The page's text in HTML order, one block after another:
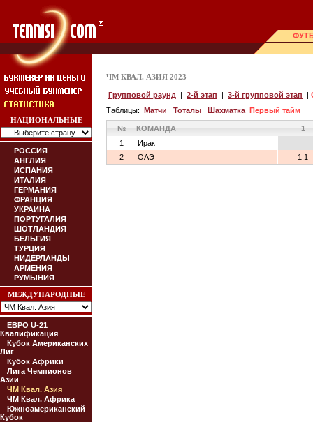
НАЦИОНАЛЬНЫЕ
РОССИЯ
АНГЛИЯ
ИСПАНИЯ
ИТАЛИЯ
ГЕРМАНИЯ
ФРАНЦИЯ
УКРАИНА
ПОРТУГАЛИЯ
ШОТЛАНДИЯ
БЕЛЬГИЯ
ТУРЦИЯ
НИДЕРЛАНДЫ
АРМЕНИЯ
РУМЫНИЯ
МЕЖДУНАРОДНЫЕ
ЕВРО U-21
Квалификация
Кубок Американских
Лиг
Кубок Африки
Лига Чемпионов
Азии
ЧМ Квал. Азия
ЧМ Квал. Африка
Южноамериканский
Кубок
ЧМ КВАЛ. АЗИЯ 2023
Групповой раунд | 2-й этап | 3-й групповой этап |
Таблицы: Матчи Тоталы Шахматка Первый тайм
№ КОМАНДА
1
1
Ирак
2
ОАЭ 1:1